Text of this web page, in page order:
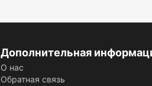
Дополнительная
О нас
Обратная связь